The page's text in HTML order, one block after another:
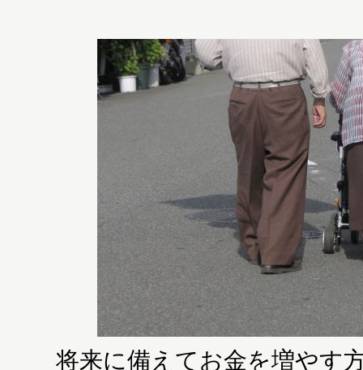
将来に備えてお金を増やす